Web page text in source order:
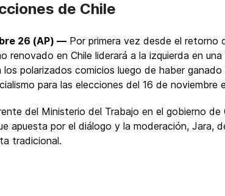
de Chile
26 (AP) — Por primera vez desde el retorno
renovado en Chile liderará a la izquierda en una
polarizados comicios luego de haber
para las elecciones del 16 de noviembre
del Ministerio del Trabajo en el gobierno de
apuesta por el diálogo y la moderación, Jara,
tradicional.